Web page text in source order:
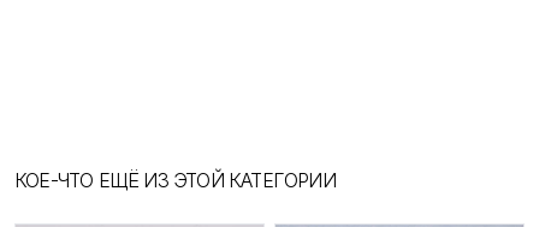
КОЕ-ЧТО ЕЩЁ ИЗ ЭТОЙ КАТЕГОРИИ